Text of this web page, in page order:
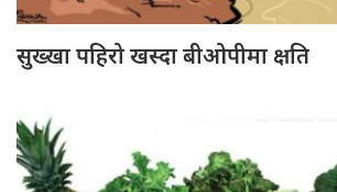
सुख्खा पहिरो खस्दा बीओपीमा क्षति